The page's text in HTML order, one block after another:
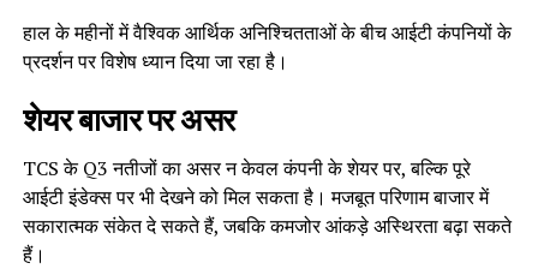
हाल के महीनों में वैश्विक आर्थिक अनिश्चितताओं के बीच आईटी कंपनियों के
प्रदर्शन पर विशेष ध्यान दिया जा रहा है।
शेयर बाजार पर असर
TCS के Q3 नतीजों का असर न केवल कंपनी के शेयर पर, बल्कि पूरे
आईटी इंडेक्स पर भी देखने को मिल सकता है। मजबूत परिणाम बाजार में
सकारात्मक संकेत दे सकते हैं, जबकि कमजोर आंकड़े अस्थिरता बढ़ा सकते
हैं।